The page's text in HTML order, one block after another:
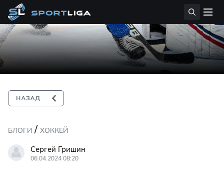
БЛОГИ / ХОККЕЙ
Сергей Гришин
06.04.2024 08:20